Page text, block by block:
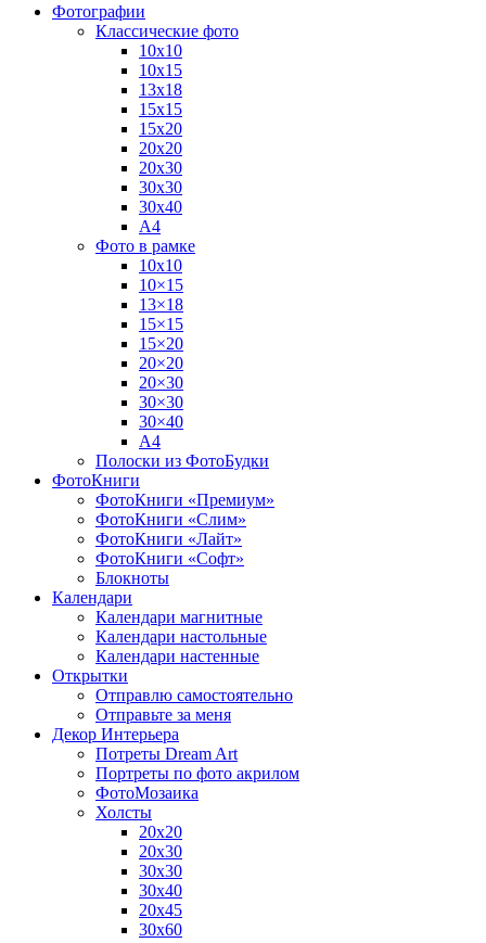
Фотографии
Классические фото
10х10
10х15
13х18
15х15
15х20
20х20
20х30
30х30
30х40
А4
Фото в рамке
10х10
10×15
13×18
15×15
15×20
20×20
20×30
30×30
30×40
A4
Полоски из ФотоБудки
ФотоКниги
ФотоКниги «Премиум»
ФотоКниги «Слим»
ФотоКниги «Лайт»
ФотоКниги «Софт»
Блокноты
Календари
Календари магнитные
Календари настольные
Календари настенные
Открытки
Отправлю самостоятельно
Отправьте за меня
Декор Интерьера
Потреты Dream Art
Портреты по фото акрилом
ФотоМозаика
Холсты
20х20
20х30
30х30
30х40
20х45
30х60